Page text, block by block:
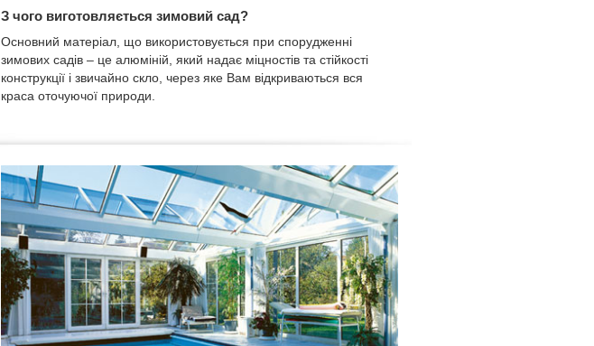
З чого виготовляється зимовий сад?
Основний матеріал, що використовується при спорудженні
зимових садів – це алюміній, який надає міцностів та стійкості
конструкції і звичайно скло, через яке Вам відкриваються вся
краса оточуючої природи.